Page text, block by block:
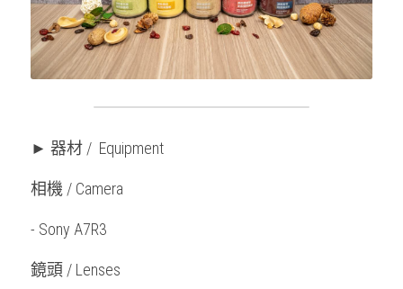
► 器材 /  Equipment
相機 / Camera
- Sony A7R3
鏡頭 / Lenses